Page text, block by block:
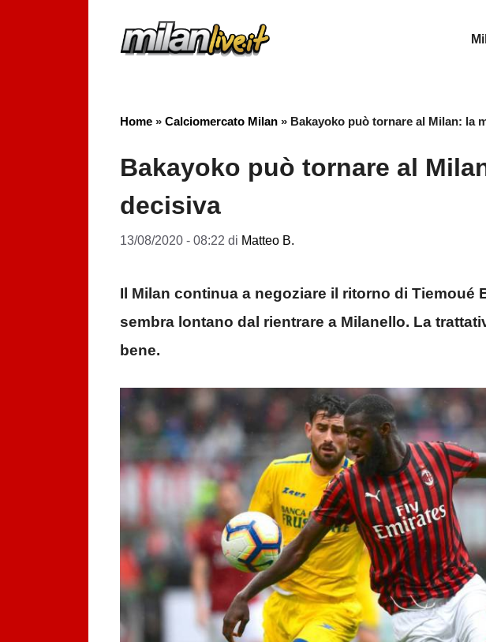
Home » Calciomercato Milan » Bakayoko può tornare al Milan: la
Bakayoko può tornare al
decisiva
13/08/2020 - 08:22 di Matteo B.
Il Milan continua a negoziare il ritorno di Tiemoué
sembra lontano dal rientrare a Milanello. La
bene.